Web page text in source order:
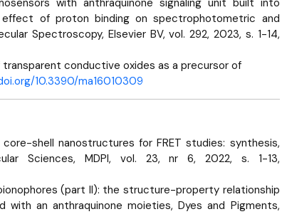
of proton binding on spectrophotometric and
Spectroscopy, Elsevier BV, vol. 292, 2023, s. 1-14,
conductive oxides as a precursor of
10.3390/ma16010309
core-shell nanostructures for FRET studies: synthesis,
Sciences, MDPI, vol. 23, nr 6, 2022, s. 1-13,
(part II): the structure-property relationship
an anthraquinone moieties, Dyes and Pigments,